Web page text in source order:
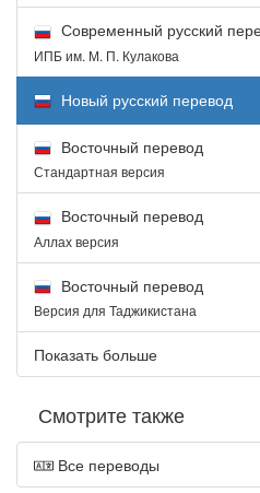
Современный русский
ИПБ им. М. П. Кулакова
Новый русский перевод
Восточный перевод
Стандартная версия
Восточный перевод
Аллах версия
Восточный перевод
Версия для Таджикистана
Показать больше
Смотрите также
Все переводы